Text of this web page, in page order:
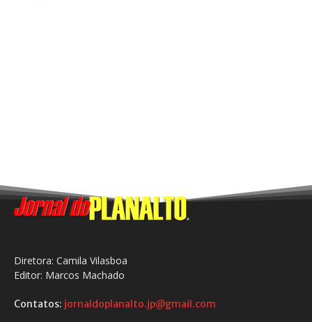
Diretora: Camila Vilasboa
Editor: Marcos Machado
Contatos: jornaldoplanalto.jp@gmail.com